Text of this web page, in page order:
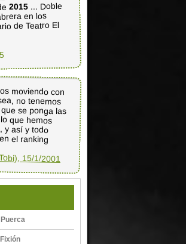
2015 ... Doble
en los
de Teatro El
moviendo con
no tenemos
se ponga las
lo que hemos
y así y todo
en el ranking
15/1/2001
Puerca